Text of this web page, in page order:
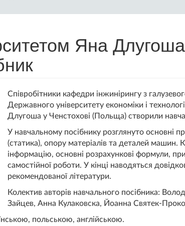
Яна
Співробітники кафедри інжинірингу з
Державного університету економіки і
Длугоша у Ченстохові (Польща) створили
У навчальному посібнику розглянуто основні
(статика), опору матеріалів та деталей машин.
інформацію, основні розрахункові формули,
самостійної роботи. У кінці наводяться
рекомендованої літератури.
Колектив авторів навчального посібника:
Зайцев, Анна Кулаковска, Йоанна Святек-
польською, англійською.